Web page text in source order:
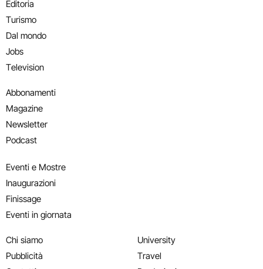
Editoria
Turismo
Dal mondo
Jobs
Television
Abbonamenti
Magazine
Newsletter
Podcast
Eventi e Mostre
Inaugurazioni
Finissage
Eventi in giornata
Chi siamo
Pubblicità
University
Travel